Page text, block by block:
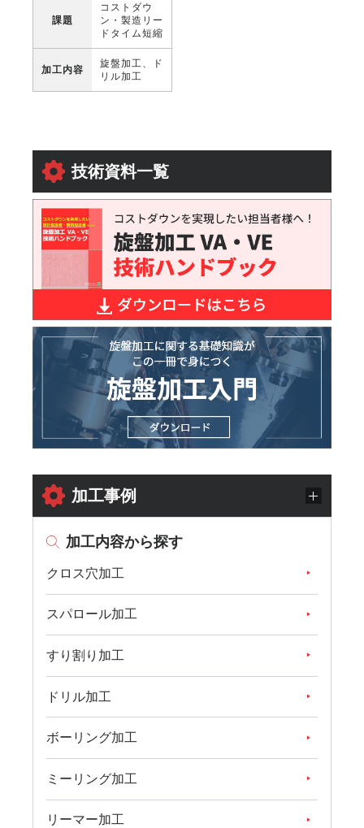
技術資料一覧
加工事例
加工内容から探す
クロス穴加工
スパロール加工
すり割り加工
ドリル加工
ボーリング加工
ミーリング加工
リーマー加工
課題
コストダウ
ン・製造リー
ドタイム短縮
加工内容
旋盤加工、ド
リル加工